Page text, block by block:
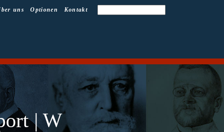
uns Optionen Kontakt
| W